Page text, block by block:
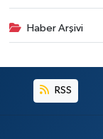
Haber Arşivi
RSS